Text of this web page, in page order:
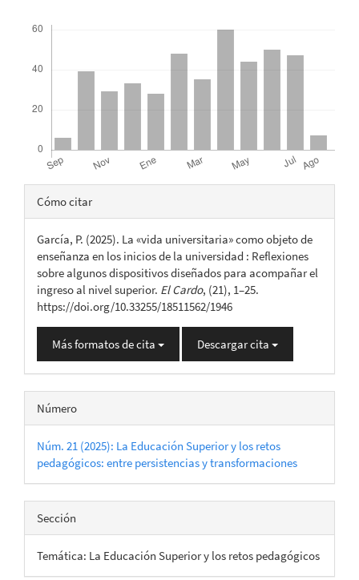
Detalles
del
artículo
Cómo citar
García, P. (2025). La «vida universitaria» como objeto de
enseñanza en los inicios de la universidad : Reflexiones
sobre algunos dispositivos diseñados para acompañar el
ingreso al nivel superior. El Cardo, (21), 1–25.
https://doi.org/10.33255/18511562/1946
Más formatos de cita Descargar cita
Número
Núm. 21 (2025): La Educación Superior y los retos
pedagógicos: entre persistencias y transformaciones
Sección
Temática: La Educación Superior y los retos pedagógicos